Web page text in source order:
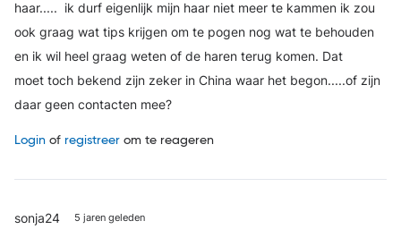
haar..... ik durf eigenlijk mijn haar niet meer te kammen ik zou
ook graag wat tips krijgen om te pogen nog wat te behouden
en ik wil heel graag weten of de haren terug komen. Dat
moet toch bekend zijn zeker in China waar het begon.....of zijn
daar geen contacten mee?
Login of registreer om te reageren
sonja24 5 jaren geleden